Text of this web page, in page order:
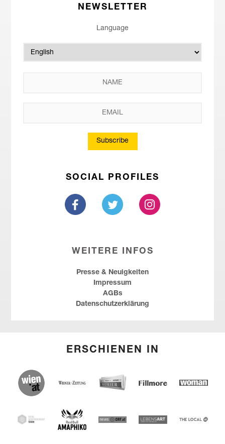
NEWSLETTER
Language
Subscribe
SOCIAL PROFILES
WEITERE INFOS
Presse & Neuigkeiten
Impressum
AGBs
Datenschutzerklärung
ERSCHIENEN IN
(English) wien.at
(English) Wiener Zeitung
(English) Kurier(English) Fillmore
Woman
SEF
(English) Red Bull Amaphiko
(English) news ORF(English) Lebensart
(English)